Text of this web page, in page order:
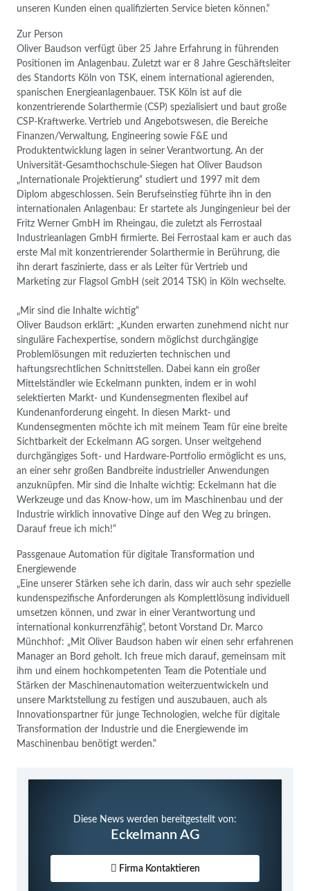
unseren Kunden einen qualifizierten Service bieten können.“
Zur Person
Oliver Baudson verfügt über 25 Jahre Erfahrung in führenden
Positionen im Anlagenbau. Zuletzt war er 8 Jahre Geschäftsleiter
des Standorts Köln von TSK, einem international agierenden,
spanischen Energieanlagenbauer. TSK Köln ist auf die
konzentrierende Solarthermie (CSP) spezialisiert und baut große
CSP-Kraftwerke. Vertrieb und Angebotswesen, die Bereiche
Finanzen/Verwaltung, Engineering sowie F&E und
Produktentwicklung lagen in seiner Verantwortung. An der
Universität-Gesamthochschule-Siegen hat Oliver Baudson
„Internationale Projektierung“ studiert und 1997 mit dem
Diplom abgeschlossen. Sein Berufseinstieg führte ihn in den
internationalen Anlagenbau: Er startete als Jungingenieur bei der
Fritz Werner GmbH im Rheingau, die zuletzt als Ferrostaal
Industrieanlagen GmbH firmierte. Bei Ferrostaal kam er auch das
erste Mal mit konzentrierender Solarthermie in Berührung, die
ihn derart faszinierte, dass er als Leiter für Vertrieb und
Marketing zur Flagsol GmbH (seit 2014 TSK) in Köln wechselte.
„Mir sind die Inhalte wichtig“
Oliver Baudson erklärt: „Kunden erwarten zunehmend nicht nur
singuläre Fachexpertise, sondern möglichst durchgängige
Problemlösungen mit reduzierten technischen und
haftungsrechtlichen Schnittstellen. Dabei kann ein großer
Mittelständler wie Eckelmann punkten, indem er in wohl
selektierten Markt- und Kundensegmenten flexibel auf
Kundenanforderung eingeht. In diesen Markt- und
Kundensegmenten möchte ich mit meinem Team für eine breite
Sichtbarkeit der Eckelmann AG sorgen. Unser weitgehend
durchgängiges Soft- und Hardware-Portfolio ermöglicht es uns,
an einer sehr großen Bandbreite industrieller Anwendungen
anzuknüpfen. Mir sind die Inhalte wichtig: Eckelmann hat die
Werkzeuge und das Know-how, um im Maschinenbau und der
Industrie wirklich innovative Dinge auf den Weg zu bringen.
Darauf freue ich mich!“
Passgenaue Automation für digitale Transformation und
Energiewende
„Eine unserer Stärken sehe ich darin, dass wir auch sehr spezielle
kundenspezifische Anforderungen als Komplettlösung individuell
umsetzen können, und zwar in einer Verantwortung und
international konkurrenzfähig“, betont Vorstand Dr. Marco
Münchhof: „Mit Oliver Baudson haben wir einen sehr erfahrenen
Manager an Bord geholt. Ich freue mich darauf, gemeinsam mit
ihm und einem hochkompetenten Team die Potentiale und
Stärken der Maschinenautomation weiterzuentwickeln und
unsere Marktstellung zu festigen und auszubauen, auch als
Innovationspartner für junge Technologien, welche für digitale
Transformation der Industrie und die Energiewende im
Maschinenbau benötigt werden.“
Diese News werden bereitgestellt von:
Eckelmann AG
Firma Kontaktieren